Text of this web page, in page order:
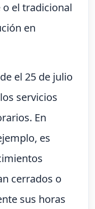
el tradicional
en
el 25 de julio
servicios
En
es
cerrados o
sus horas